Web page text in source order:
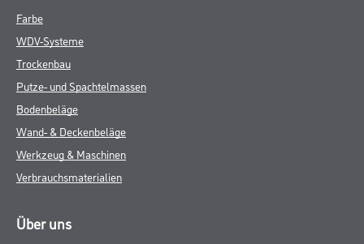
Farbe
WDV-Systeme
Trockenbau
Putze- und Spachtelmassen
Bodenbeläge
Wand- & Deckenbeläge
Werkzeug & Maschinen
Verbrauchsmaterialien
Über uns